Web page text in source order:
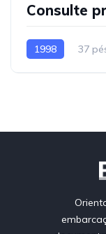
Consulte
1998 37